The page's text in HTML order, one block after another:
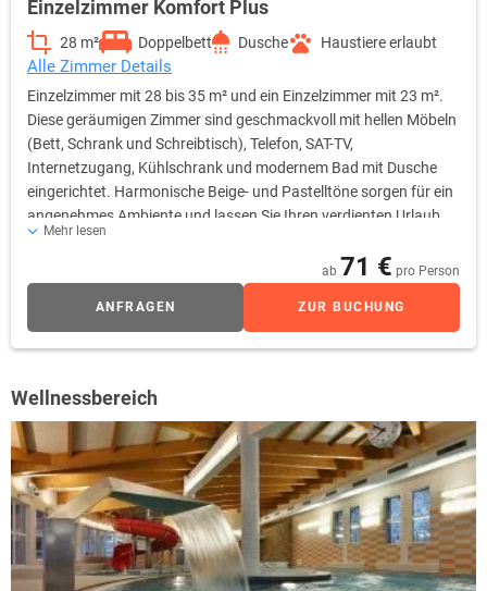
Einzelzimmer Komfort Plus
28 m² Doppelbett Dusche Haustiere erlaubt
Alle Zimmer Details
Einzelzimmer mit 28 bis 35 m² und ein Einzelzimmer mit 23 m².
Diese geräumigen Zimmer sind geschmackvoll mit hellen Möbeln
(Bett, Schrank und Schreibtisch), Telefon, SAT-TV,
Internetzugang, Kühlschrank und modernem Bad mit Dusche
eingerichtet. Harmonische Beige- und Pastelltöne sorgen für ein
angenehmes Ambiente und lassen Sie Ihren verdienten Urlaub
genießen.
Mehr lesen
ab 71 € pro Person
ANFRAGEN ZUR BUCHUNG
Wellnessbereich